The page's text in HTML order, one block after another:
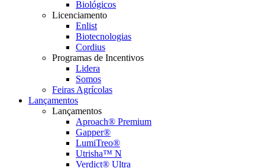
Biológicos
Licenciamento
Enlist
Biotecnologias
Cordius
Programas de Incentivos
Lidera
Somos
Feiras Agrícolas
Lançamentos
Lançamentos
Aproach® Premium
Gapper®
LumiTreo®
Utrisha™ N
Verdict® Ultra